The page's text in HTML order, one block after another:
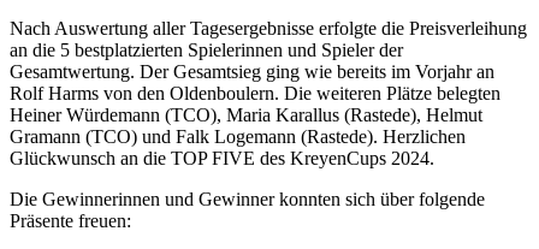
Nach Auswertung aller Tagesergebnisse erfolgte die Preisverleihung
an die 5 bestplatzierten Spielerinnen und Spieler der
Gesamtwertung. Der Gesamtsieg ging wie bereits im Vorjahr an
Rolf Harms von den Oldenboulern. Die weiteren Plätze belegten
Heiner Würdemann (TCO), Maria Karallus (Rastede), Helmut
Gramann (TCO) und Falk Logemann (Rastede). Herzlichen
Glückwunsch an die TOP FIVE des KreyenCups 2024.
Die Gewinnerinnen und Gewinner konnten sich über folgende
Präsente freuen: